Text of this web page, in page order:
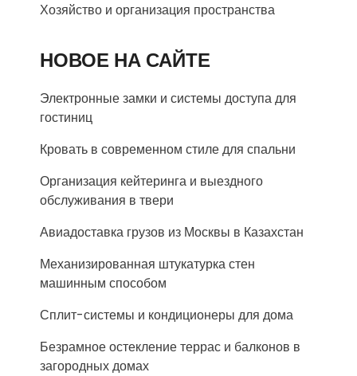
Хозяйство и организация пространства
НОВОЕ НА САЙТЕ
Электронные замки и системы доступа для
гостиниц
Кровать в современном стиле для спальни
Организация кейтеринга и выездного
обслуживания в твери
Авиадоставка грузов из Москвы в Казахстан
Механизированная штукатурка стен
машинным способом
Сплит-системы и кондиционеры для дома
Безрамное остекление террас и балконов в
загородных домах